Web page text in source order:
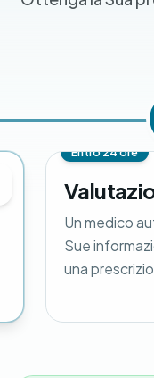
Entro 24 ore
Un medico
Sue
una